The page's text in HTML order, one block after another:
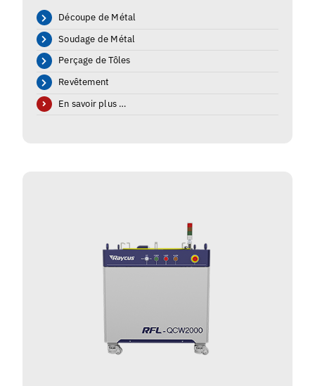
Découpe de Métal
Soudage de Métal
Perçage de Tôles
Revêtement
En savoir plus …